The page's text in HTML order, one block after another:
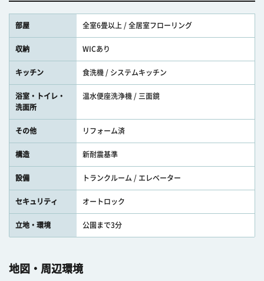
部屋 全室6畳以上 / 全居室フローリング
収納 WICあり
キッチン 食洗機 / システムキッチン
浴室・トイレ・
洗面所
温水便座洗浄機 / 三面鏡
その他 リフォーム済
構造 新耐震基準
設備 トランクルーム / エレベーター
セキュリティ オートロック
立地・環境 公園まで3分
地図・周辺環境